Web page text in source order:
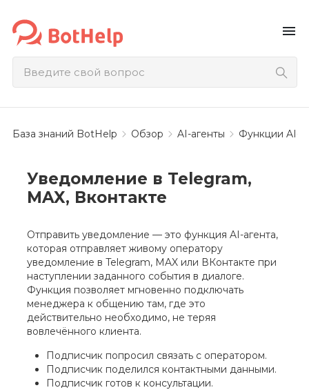
menu
База знаний BotHelp Обзор AI-агенты Функции AI-
Уведомление в Telegram,
MAX, Вконтакте
Отправить уведомление — это функция AI-агента,
которая отправляет живому оператору
уведомление в Telegram, MAX или ВКонтакте при
наступлении заданного события в диалоге.
Функция позволяет мгновенно подключать
менеджера к общению там, где это
действительно необходимо, не теряя
вовлечённого клиента.
Подписчик попросил связать с оператором.
Подписчик поделился контактными данными.
Подписчик готов к консультации.